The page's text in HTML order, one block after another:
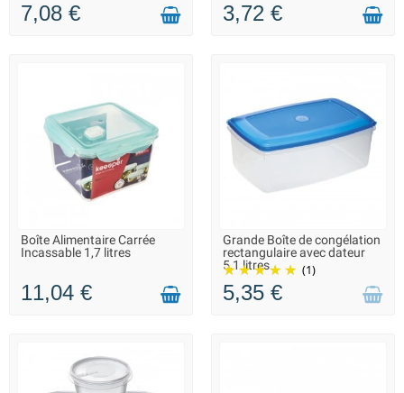
7,08 € 3,72 €
LIVRAISON 2 À 3 JOURS
Boîte Alimentaire Carrée
Incassable 1,7 litres
11,04 €
INDISPONIBLE - DÉLAI
INCONNU
Grande Boîte de congélation
rectangulaire avec dateur
5,1 litres
(1)
5,35 €